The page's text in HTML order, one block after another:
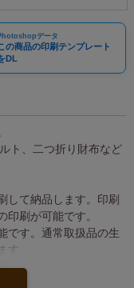
データ
の商品の印刷テンプレート
DL
ト、二つ折り財布など
して納品します。印刷
刷が可能です。
です。通常取扱品の生
す。
です。